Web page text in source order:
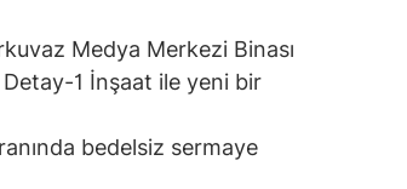
Medya Merkezi Binası
1 İnşaat ile yeni bir
bedelsiz sermaye